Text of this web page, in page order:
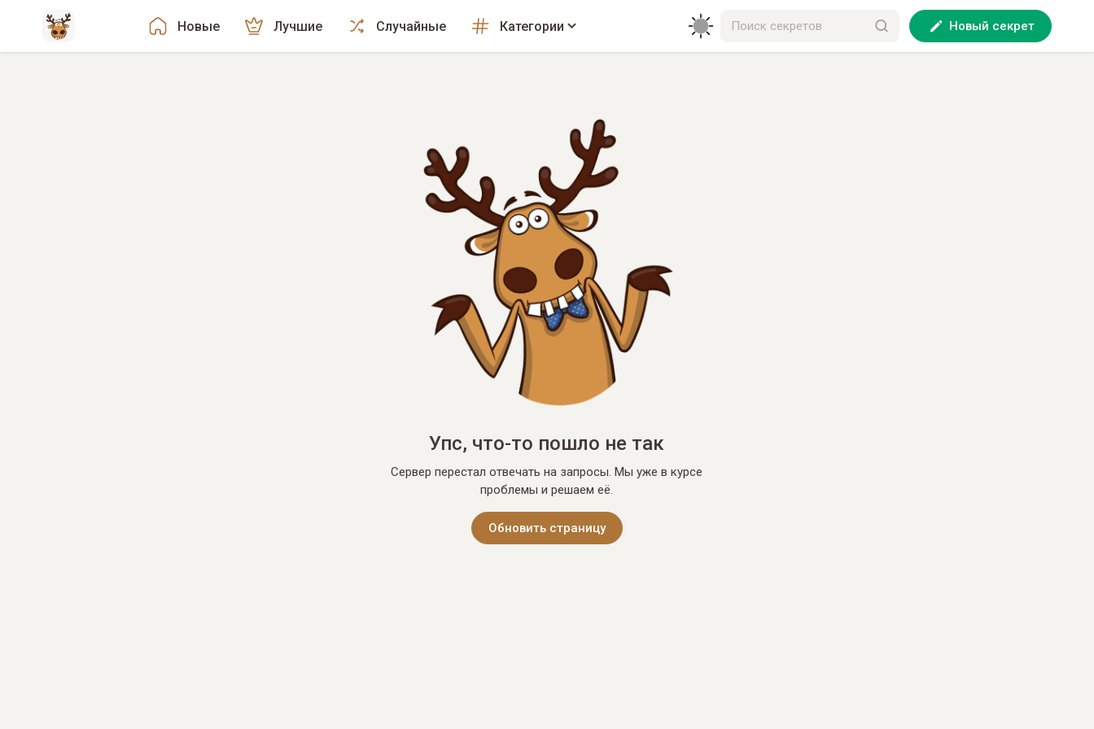
Новые Лучшие Случайные Категории Новый секрет
Упс, что-то пошло не так
Сервер перестал отвечать на запросы. Мы уже в курсе
проблемы и решаем её.
Обновить страницу